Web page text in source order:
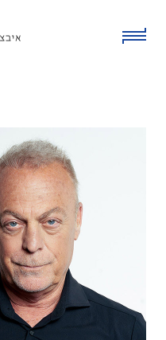
content
click